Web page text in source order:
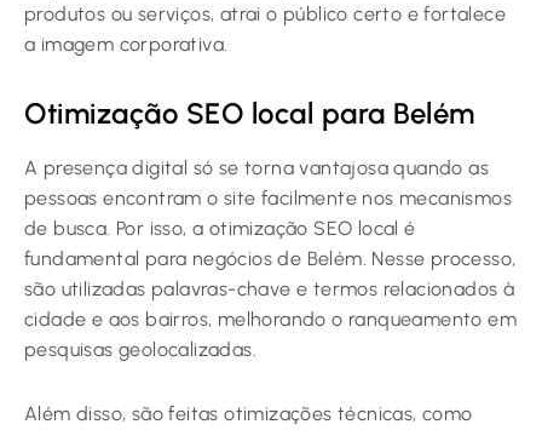
produtos ou serviços, atrai o público certo e fortalece
a imagem corporativa.
Otimização SEO local para Belém
A presença digital só se torna vantajosa quando as
pessoas encontram o site facilmente nos mecanismos
de busca. Por isso, a otimização SEO local é
fundamental para negócios de Belém. Nesse processo,
são utilizadas palavras-chave e termos relacionados à
cidade e aos bairros, melhorando o ranqueamento em
pesquisas geolocalizadas.
Além disso, são feitas otimizações técnicas, como